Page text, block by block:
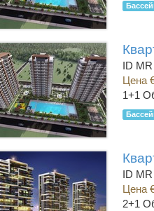
ID
Цена
1+1
ID
Цена
2+1